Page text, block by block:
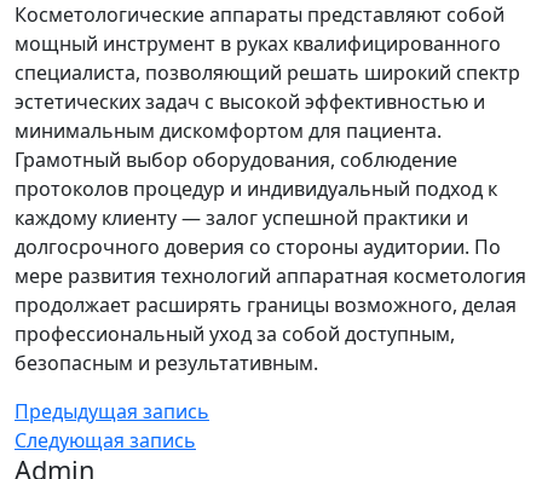
Косметологические аппараты представляют собой
мощный инструмент в руках квалифицированного
специалиста, позволяющий решать широкий спектр
эстетических задач с высокой эффективностью и
минимальным дискомфортом для пациента.
Грамотный выбор оборудования, соблюдение
протоколов процедур и индивидуальный подход к
каждому клиенту — залог успешной практики и
долгосрочного доверия со стороны аудитории. По
мере развития технологий аппаратная косметология
продолжает расширять границы возможного, делая
профессиональный уход за собой доступным,
безопасным и результативным.
Предыдущая запись
Следующая запись
Admin